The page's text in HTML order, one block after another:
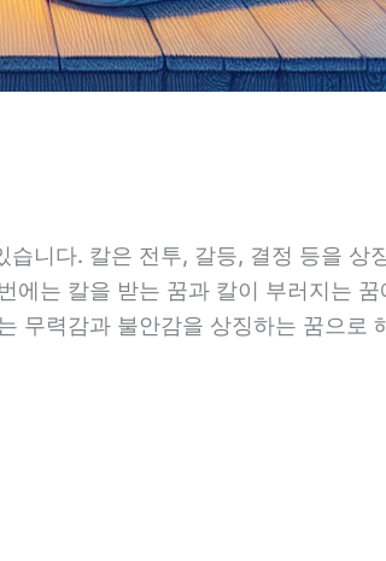
니다. 칼은 전투, 갈등, 결정 등을 상
는 칼을 받는 꿈과 칼이 부러지는
무력감과 불안감을 상징하는 꿈으로